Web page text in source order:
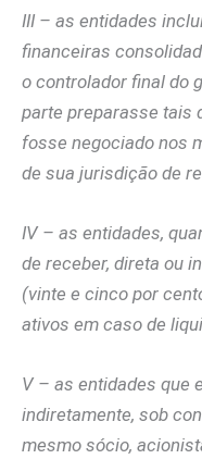
III – as entidades
financeiras
o controlador final do
parte preparasse tais
fosse negociado nos
de sua jurisdição de
IV – as entidades,
de receber, direta ou
(vinte e cinco por
ativos em caso de
V – as entidades que
indiretamente, sob
mesmo sócio,